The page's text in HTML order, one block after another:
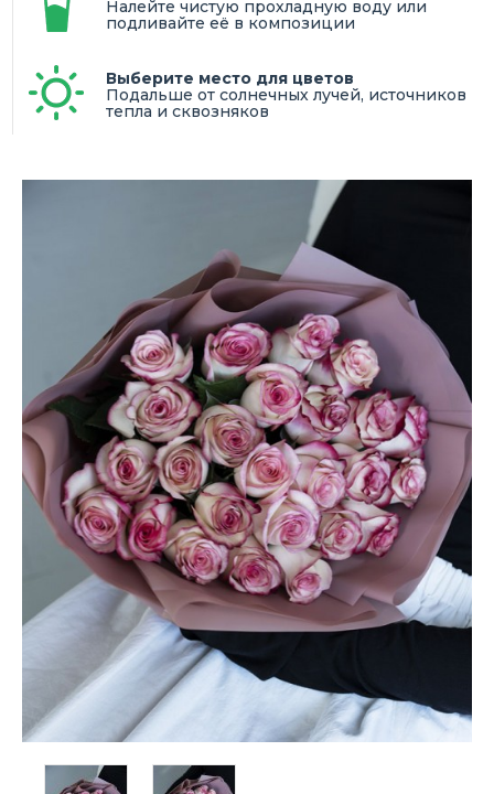
Налейте чистую прохладную воду или
подливайте её в композиции
Выберите место для цветов
Подальше от солнечных лучей, источников
тепла и сквозняков